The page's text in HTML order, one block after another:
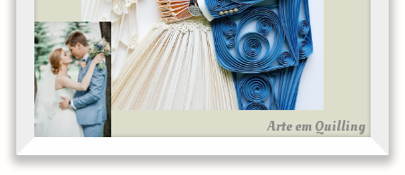
Arte em Quilling